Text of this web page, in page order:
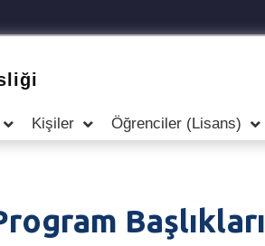
Kişiler Öğrenciler (Lisans)
Başlıkları